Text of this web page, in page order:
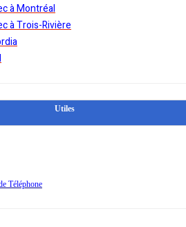
à Montréal
à Trois-Rivière
Utiles
Téléphone